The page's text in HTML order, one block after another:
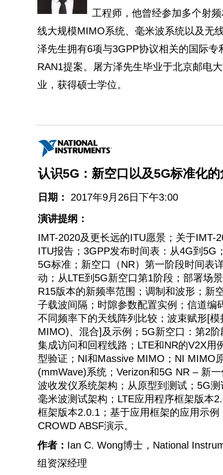
工程师，他曾经参加多个射
线大规模MIMO系统、毫米波系统以及无
泽先生拥有6项与3GPP协议相关的国际专
RAN1提案。屠方泽先生毕业于北京邮电
业，获得硕士学位。
认识5G：新空口以及5G标准化的
日期：
2017年9月26日下午3:00
演讲提纲：
IMT-2020及更长远的ITU愿景；关于IMT-
ITU报告；3GPP发布时间表：从4G到5G
5G标准；新空口（NR）第一阶段时间表
动；从LTE到5G新空口第1阶段；部署场
R15版本的新频率范围；调制和波形；新
子载波间隔；时隙参数配置实例；信道编
不同频率下的天线阵列比较；波束赋形[
MIMO)、混合]及示例；5G新空口：第2
集成访问和回程线路；LTE和NR的V2X用
型验证；NI和Massive MIMO；NI MIMO
(mmWave)系统；Verizon和5G NR – 新
波收发仪系统架构；从原型到测试；5G
毫米波测试架构；LTE应用程序框架版本
框架版本2.0.1；基于应用框架的应用示例
CROWD ABSF演示。
作者： Ian C. Wong博士，National
组资深经理